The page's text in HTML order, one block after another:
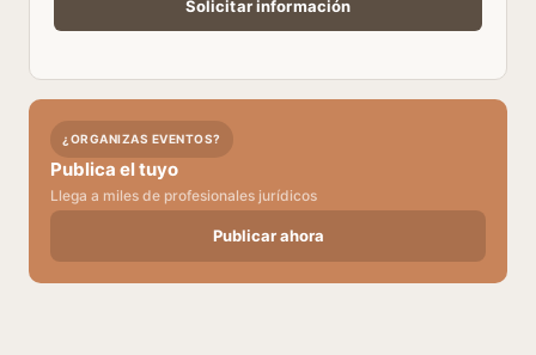
¿ORGANIZAS EVENTOS?
Publica el tuyo
Llega a miles de profesionales jurídicos
Publicar ahora